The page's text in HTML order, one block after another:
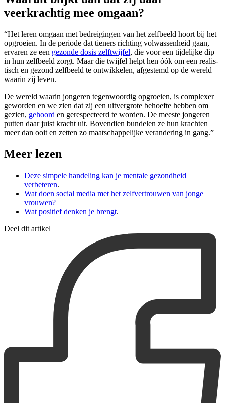
veerkrachtig mee omgaan?
“Het leren omgaan met bedreigingen van het zelfbeeld hoort bij het
opgroeien. In de periode dat tieners richting volwassenheid gaan,
ervaren ze een gezonde dosis zelftwijfel, die voor een tijdelijke dip
in hun zelfbeeld zorgt. Maar die twijfel helpt hen óók om een realis­
tisch en gezond zelfbeeld te ont­wikkelen, afgestemd op de wereld
waarin zij leven.
De wereld waarin jongeren tegenwoordig opgroeien, is complexer
geworden en we zien dat zij een uitvergrote behoefte hebben om
gezien, gehoord en gerespecteerd te worden. De meeste jonge­ren
putten daar juist kracht uit. Bovendien bundelen ze hun krachten
meer dan ooit en zetten zo maatschap­pelijke verandering in gang.”
Meer lezen
Deze simpele handeling kan je mentale gezondheid
verbeteren.
Wat doen social media met het zelfvertrouwen van jonge
vrouwen?
Wat positief denken je brengt.
Deel dit artikel